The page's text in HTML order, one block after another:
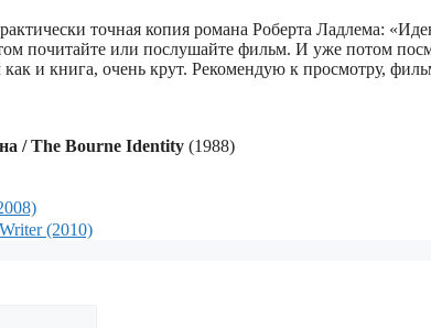
точная копия романа Роберта Ладлема:
почитайте или послушайте фильм. И уже потом
и книга, очень крут. Рекомендую к просмотру,
/ The Bourne Identity (1988)
(2010)